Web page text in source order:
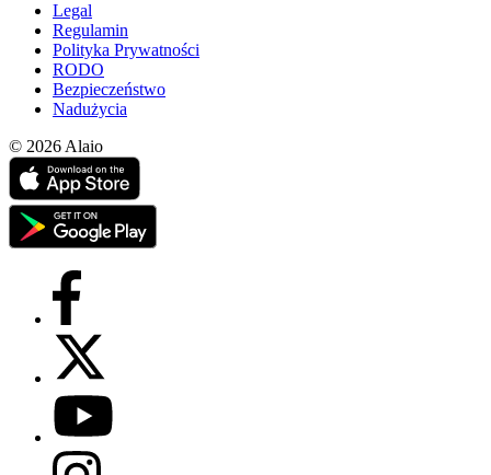
Legal
Regulamin
Polityka Prywatności
RODO
Bezpieczeństwo
Nadużycia
© 2026 Alaio